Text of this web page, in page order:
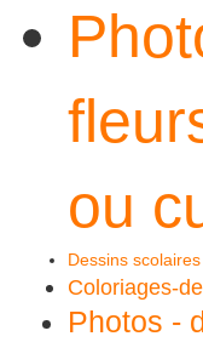
ou
Dessins
Coloriages-
Photos -